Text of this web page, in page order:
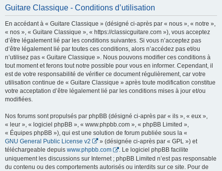
Guitare Classique - Conditions d’utilisation
En accédant à « Guitare Classique » (désigné ci-après par « nous », « notre »,
« nos », « Guitare Classique », « https://classicguitare.com »), vous acceptez
d’être légalement lié par les conditions suivantes. Si vous n’acceptez pas
d’être légalement lié par toutes ces conditions, alors n’accédez pas et/ou
n’utilisez pas « Guitare Classique ». Nous pouvons modifier ces conditions à
tout moment et ferons tout notre possible pour vous en informer. Cependant, il
est de votre responsabilité de vérifier ce document régulièrement, car votre
utilisation continue de « Guitare Classique » après toute modification constitue
votre acceptation d’être légalement lié par les conditions mises à jour et/ou
modifiées.
Nos forums sont propulsés par phpBB (désigné ci-après par « ils », « eux »,
« leur », « logiciel phpBB », « www.phpbb.com », « phpBB Limited »,
« Équipes phpBB »), qui est une solution de forum publiée sous la «
GNU General Public License v2
» (désignée ci-après par « GPL ») et
téléchargeable depuis www.phpbb.com
. Le logiciel phpBB facilite
uniquement les discussions sur Internet ; phpBB Limited n’est pas responsable
du contenu ou des comportements autorisés ou interdits sur ce site. Pour de